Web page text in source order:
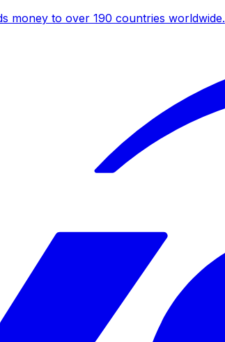
money to over 190 countries worldwide.